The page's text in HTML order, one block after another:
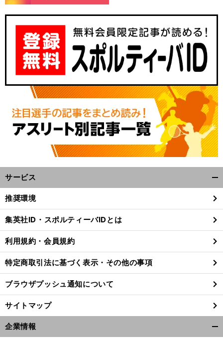
サービス
閉
る
推奨環境
集英社ID・スポルティーバIDとは
利用規約・会員規約
特定商取引法に基づく表示・その他の事項
ブラウザプッシュ通知について
サイトマップ
企業情報